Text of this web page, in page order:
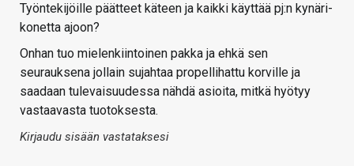
Työntekijöille päätteet käteen ja kaikki käyttää pj:n kynäri-
konetta ajoon?
Onhan tuo mielenkiintoinen pakka ja ehkä sen
seurauksena jollain sujahtaa propellihattu korville ja
saadaan tulevaisuudessa nähdä asioita, mitkä hyötyy
vastaavasta tuotoksesta.
Kirjaudu sisään vastataksesi